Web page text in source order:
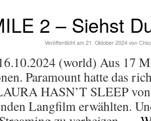
2 – Siehst
Veröffentlicht am 21. Oktober 2024 von
(world) Aus 17
Paramount hatte das
HASN’T SLEEP
Langfilm erwählten.